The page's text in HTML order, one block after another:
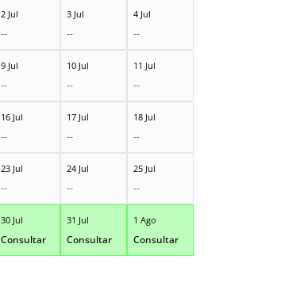
2 Jul
--
3 Jul
--
4 Jul
--
9 Jul
--
10 Jul
--
11 Jul
--
16 Jul
--
17 Jul
--
18 Jul
--
23 Jul
--
24 Jul
--
25 Jul
--
30 Jul
Consultar
31 Jul
Consultar
1 Ago
Consultar